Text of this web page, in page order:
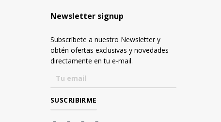
Newsletter signup
Subscríbete a nuestro Newsletter y
obtén ofertas exclusivas y novedades
directamente en tu e-mail.